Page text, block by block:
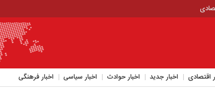
اقتصادی اخبار جدید اخبار حوادث اخبار سیاسی اخبار فرهنگی